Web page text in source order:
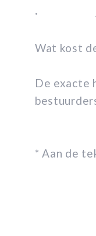
· Als
Wat kost
De exacte
* Aan de